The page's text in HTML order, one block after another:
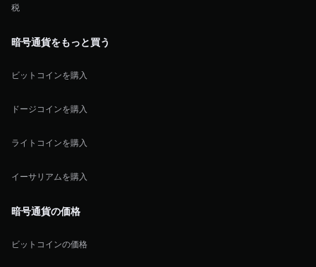
税
暗号通貨をもっと買う
ビットコインを購入
ドージコインを購入
ライトコインを購入
イーサリアムを購入
暗号通貨の価格
ビットコインの価格